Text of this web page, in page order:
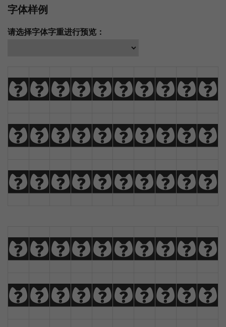
字体样例
请选择字体字重进行预览：
ABCDEFGHIJ
KLMNOPQRST
UVWXYZÀÁÂÃ
abcdefghij
klmnopqrst